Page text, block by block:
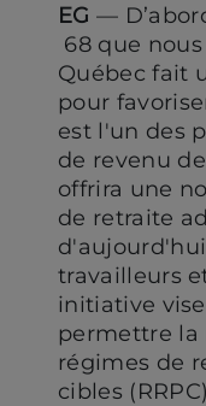
EG —
68 que
Québec fait
pour
est l'un des
de revenu
offrira une
de retraite
travailleurs
initiative
permettre la
régimes de
cibles